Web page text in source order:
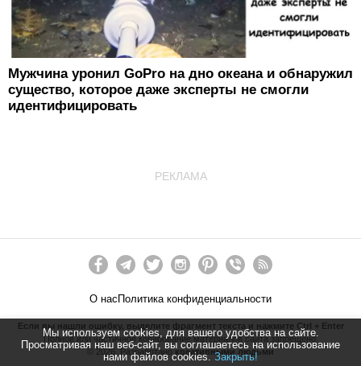
Мы используем cookies, для вашего удобства на сайте.
Просматривая наш веб-сайт, вы соглашаетесь на использование
нами файлов cookies. Закрыть!
Мужчина уронил GoPro на дно океана и обнаружил
существо, которое даже эксперты не смогли
идентифицировать
РЕКЛАМА
О нас Политика конфиденциальности
Если вы нашли ошибку, выделите фрагмент текста и нажмите Ctrl + Enter
Полное или частичное копирование материалов сайта запрещено.
©2026 . Разработанокреативными людьми